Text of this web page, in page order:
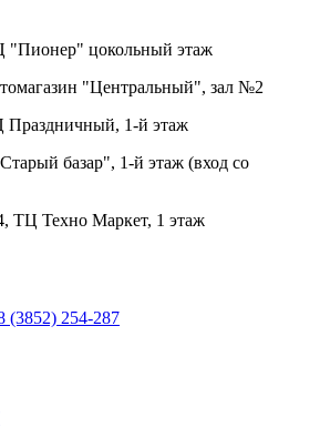
"Пионер" цокольный этаж
"Центральный", зал №2
Праздничный, 1-й этаж
базар", 1-й этаж (вход со
ТЦ Техно Маркет, 1 этаж
(3852) 254-287